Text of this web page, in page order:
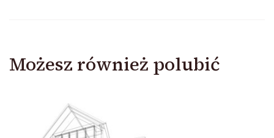
Możesz również polubić